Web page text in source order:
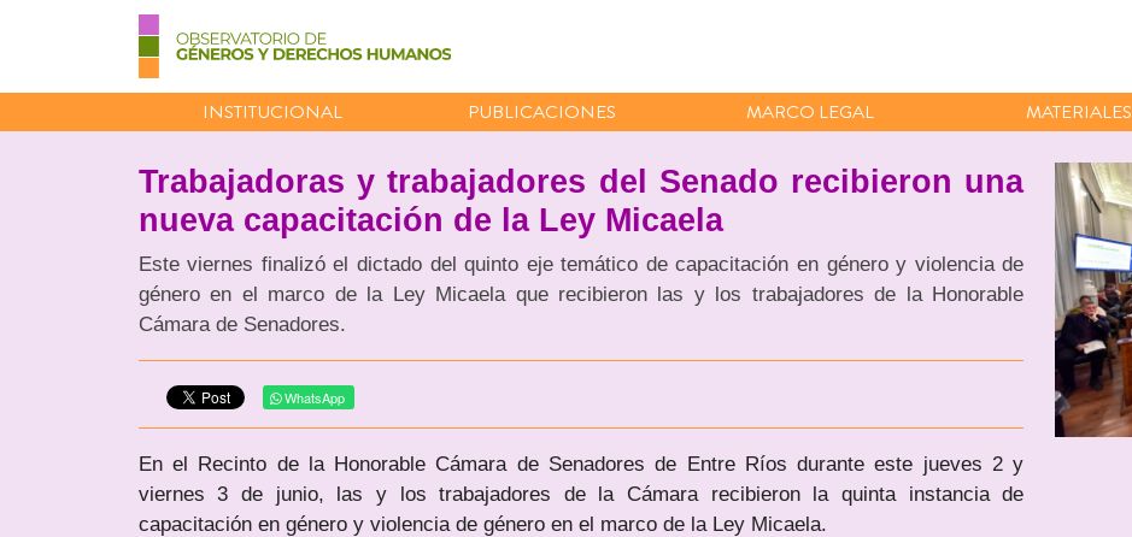
INSTITUCIONAL PUBLICACIONES MARCO LEGAL MATERIALES
Trabajadoras y trabajadores del Senado recibieron una
nueva capacitación de la Ley Micaela
Este viernes finalizó el dictado del quinto eje temático de capacitación en género y violencia de
género en el marco de la Ley Micaela que recibieron las y los trabajadores de la Honorable
Cámara de Senadores.
WhatsApp
En el Recinto de la Honorable Cámara de Senadores de Entre Ríos durante este jueves 2 y
viernes 3 de junio, las y los trabajadores de la Cámara recibieron la quinta instancia de
capacitación en género y violencia de género en el marco de la Ley Micaela.